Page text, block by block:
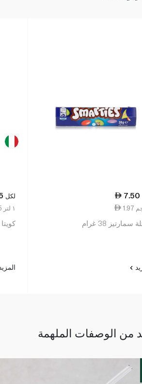
7.50
سمارتيز 38 غرام
لكل
18.25 ١ لتر
كويتا
المزيد
من الوصفات الملهمة